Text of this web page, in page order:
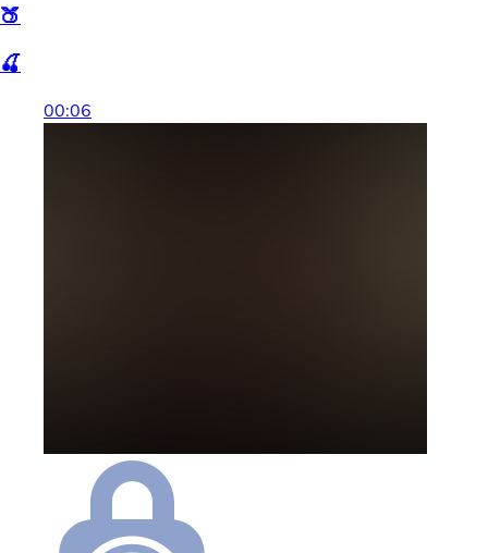
🍑
🍒
00:06